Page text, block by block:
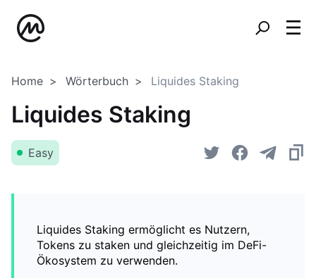
Home Wörterbuch Liquides Staking
Liquides Staking
Easy
Liquides Staking ermöglicht es Nutzern,
Tokens zu staken und gleichzeitig im DeFi-
Ökosystem zu verwenden.